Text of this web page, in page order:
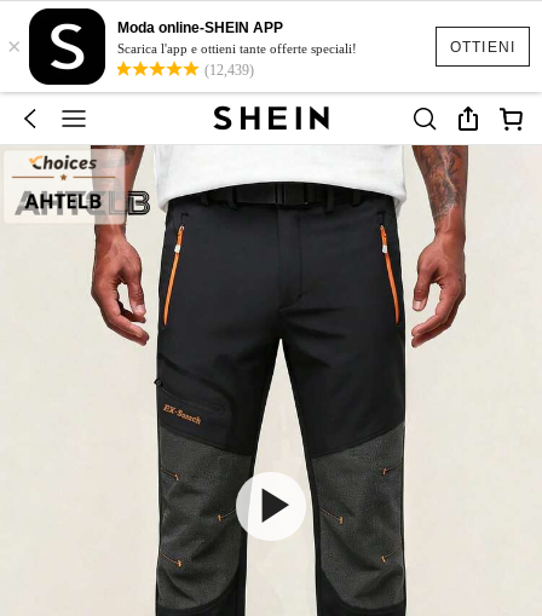
OTTIENI
×
Moda online-SHEIN APP
Scarica l'app e ottieni tante offerte speciali!
(12,439)